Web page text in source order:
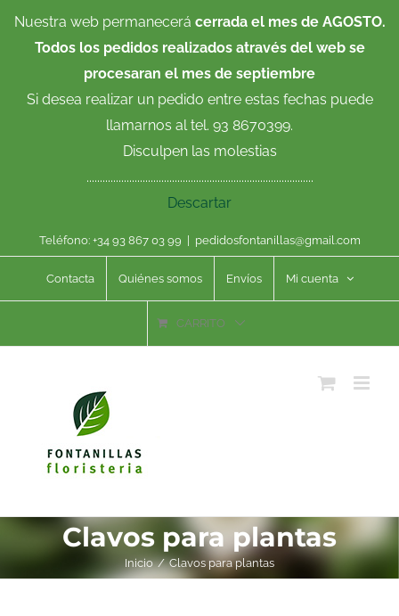
Nuestra web permanecerá cerrada el mes de AGOSTO.
Todos los pedidos realizados através del web se
procesaran el mes de septiembre
Si desea realizar un pedido entre estas fechas puede
llamarnos al tel. 93 8670399.
Disculpen las molestias
.....................................................................................
Descartar
Teléfono: +34 93 867 03 99 pedidosfontanillas@gmail.com
Contacta Quiénes somos Envíos Mi cuenta
CARRITO
Clavos para plantas
Inicio Clavos para plantas